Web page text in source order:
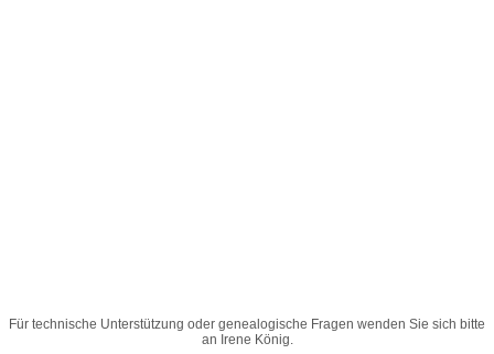
Für technische Unterstützung oder genealogische Fragen wenden Sie sich bitte
an Irene König.